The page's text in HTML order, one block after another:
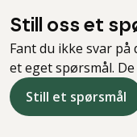
Still oss et
Fant du ikke svar på
et eget spørsmål.
Still et spørsmål